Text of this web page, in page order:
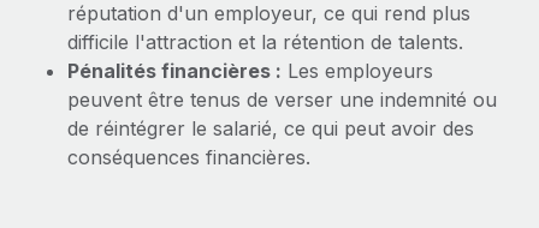
réputation d'un employeur, ce qui rend plus
difficile l'attraction et la rétention de talents.
Pénalités financières : Les employeurs
peuvent être tenus de verser une indemnité ou
de réintégrer le salarié, ce qui peut avoir des
conséquences financières.